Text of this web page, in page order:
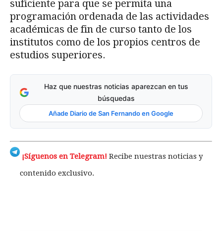
suficiente para que se permita una
programación ordenada de las actividades
académicas de fin de curso tanto de los
institutos como de los propios centros de
estudios superiores.
Haz que nuestras noticias aparezcan en tus
búsquedas
Añade Diario de San Fernando en Google
¡Síguenos en Telegram! Recibe nuestras noticias y
contenido exclusivo.